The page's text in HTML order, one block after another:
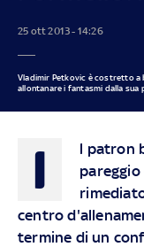
25 ott 2013 - 14:26
Vladimir Petkovic è costretto a
allontanare i fantasmi dalla sua
I
l patron
centro
termine di un